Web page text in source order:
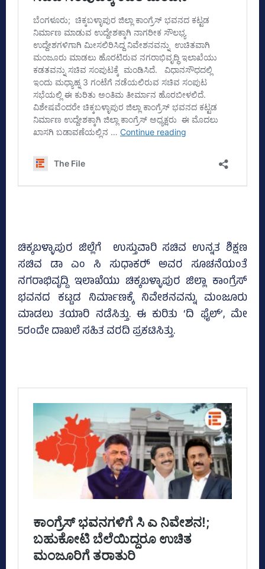
ಚಿಕ್ಕಬಳ್ಳಾಪುರ ಜಿಲ್ಲೆಗೆ ಉಸ್ತುವಾರಿ ಸಚಿವ ಉನ್ನತ ಶಿಕ್ಷಣ
ಸಚಿವ ಡಾ ಎಂ ಸಿ ಸುಧಾಕರ್‍‌ ಅವರ ಸೂಚನೆಯಂತೆ
ನಗರಾಭಿವೃದ್ದಿ ಇಲಾಖೆಯು ಚಿಕ್ಕಬಳ್ಳಾಪುರ ಜಿಲ್ಲಾ ಕಾಂಗ್ರೆಸ್‌
ಭವನದ ಕಟ್ಟಡ ನಿರ್ಮಾಣಕ್ಕೆ ನಿವೇಶನವನ್ನು ಮಂಜೂರು
ಮಾಡಲು ತಯಾರಿ ನಡೆಸಿತ್ತು. ಈ ಕುರಿತು ‘ದಿ ಫೈಲ್‌’, ಮೇ
5ರಂದೇ ದಾಖಲೆ ಸಹಿತ ವರದಿ ಪ್ರಕಟಿಸಿತ್ತು.